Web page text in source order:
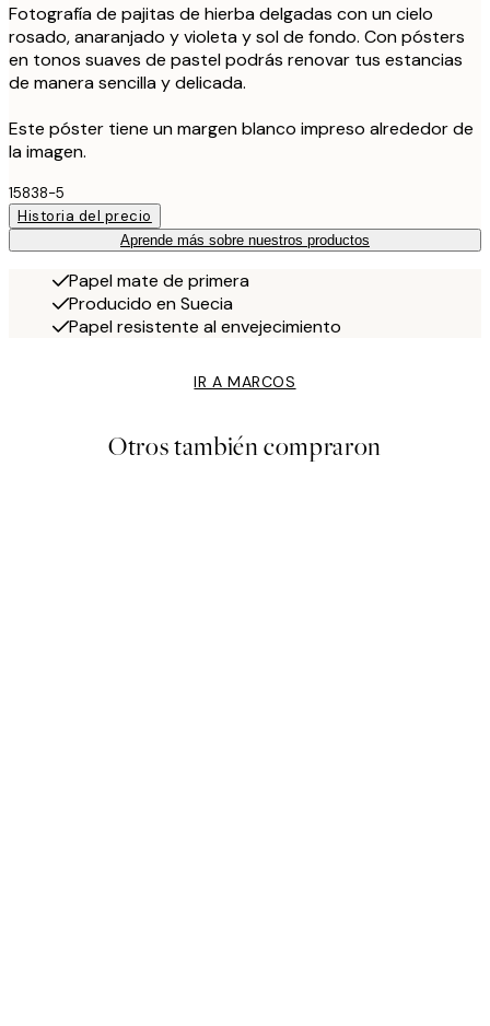
Fotografía de pajitas de hierba delgadas con un cielo
rosado, anaranjado y violeta y sol de fondo. Con pósters
en tonos suaves de pastel podrás renovar tus estancias
de manera sencilla y delicada.
Este póster tiene un margen blanco impreso alrededor de
la imagen.
15838-5
Historia del precio
Aprende más sobre nuestros productos
Papel mate de primera
Producido en Suecia
Papel resistente al envejecimiento
IR A MARCOS
Otros también compraron